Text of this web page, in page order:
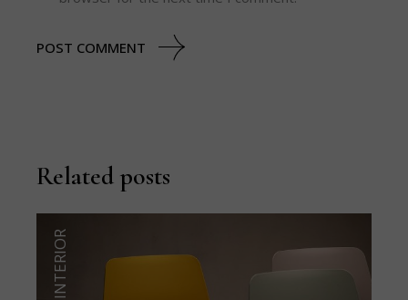
POST COMMENT
Related posts
INTERIOR